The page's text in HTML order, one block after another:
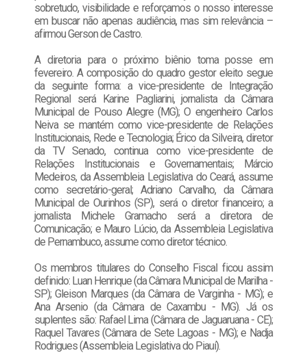
sobretudo, visibilidade e reforçamos o nosso interesse
em buscar não apenas audiência, mas sim relevância –
afirmou Gerson de Castro.
A diretoria para o próximo biênio toma posse em
fevereiro. A composição do quadro gestor eleito segue
da seguinte forma: a vice-presidente de Integração
Regional será Karine Pagliarini, jornalista da Câmara
Municipal de Pouso Alegre (MG); O engenheiro Carlos
Neiva se mantém como vice-presidente de Relações
Institucionais, Rede e Tecnologia; Érico da Silveira, diretor
da TV Senado, continua como vice-presidente de
Relações Institucionais e Governamentais; Márcio
Medeiros, da Assembleia Legislativa do Ceará, assume
como secretário-geral; Adriano Carvalho, da Câmara
Municipal de Ourinhos (SP), será o diretor financeiro; a
jornalista Michele Gramacho será a diretora de
Comunicação; e Mauro Lúcio, da Assembleia Legislativa
de Pernambuco, assume como diretor técnico.
Os membros titulares do Conselho Fiscal ficou assim
definido: Luan Henrique (da Câmara Municipal de Marilha -
SP); Gleison Marques (da Câmara de Varginha - MG); e
Ana Arsenio (da Câmara de Caxambu - MG). Já os
suplentes são: Rafael Lima (Câmara de Jaguaruana - CE);
Raquel Tavares (Câmara de Sete Lagoas - MG); e Nadja
Rodrigues (Assembleia Legislativa do Piauí).